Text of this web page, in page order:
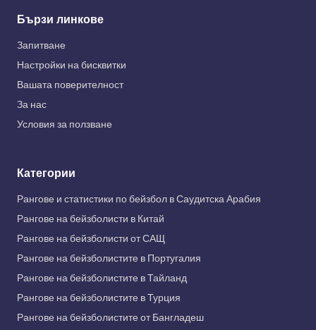
Бързи линкове
Запитване
Настройки на бисквитки
Вашата поверителност
За нас
Условия за ползване
Категории
Рангове и статистики по бейзбол в Саудитска Арабия
Рангове на бейзболисти в Китай
Рангове на бейзболисти от САЩ
Рангове на бейзболистите в Португалия
Рангове на бейзболистите в Тайланд
Рангове на бейзболистите в Турция
Рангове на бейзболистите от Бангладеш